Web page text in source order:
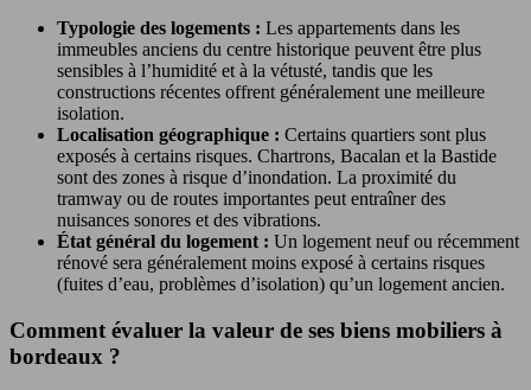
Typologie des logements : Les appartements dans les
immeubles anciens du centre historique peuvent être plus
sensibles à l’humidité et à la vétusté, tandis que les
constructions récentes offrent généralement une meilleure
isolation.
Localisation géographique : Certains quartiers sont plus
exposés à certains risques. Chartrons, Bacalan et la Bastide
sont des zones à risque d’inondation. La proximité du
tramway ou de routes importantes peut entraîner des
nuisances sonores et des vibrations.
État général du logement : Un logement neuf ou récemment
rénové sera généralement moins exposé à certains risques
(fuites d’eau, problèmes d’isolation) qu’un logement ancien.
Comment évaluer la valeur de ses biens mobiliers à
bordeaux ?